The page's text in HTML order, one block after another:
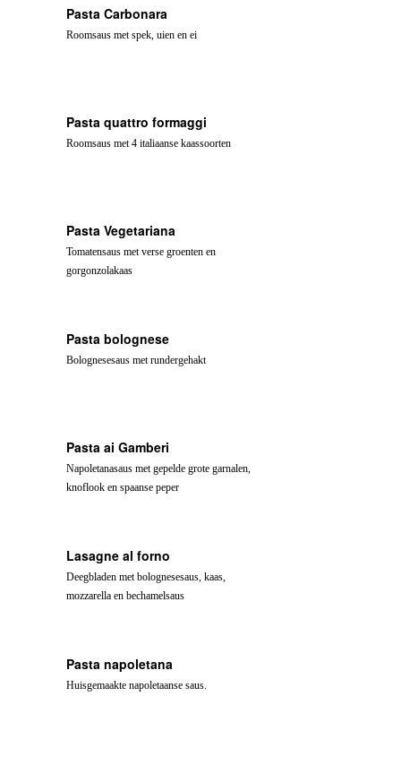
Pasta Carbonara
Roomsaus met spek, uien en ei
Pasta quattro formaggi
Roomsaus met 4 italiaanse kaassoorten
Pasta Vegetariana
Tomatensaus met verse groenten en
gorgonzolakaas
Pasta bolognese
Bolognesesaus met rundergehakt
Pasta ai Gamberi
Napoletanasaus met gepelde grote garnalen,
knoflook en spaanse peper
Lasagne al forno
Deegbladen met bolognesesaus, kaas,
mozzarella en bechamelsaus
Pasta napoletana
Huisgemaakte napoletaanse saus.